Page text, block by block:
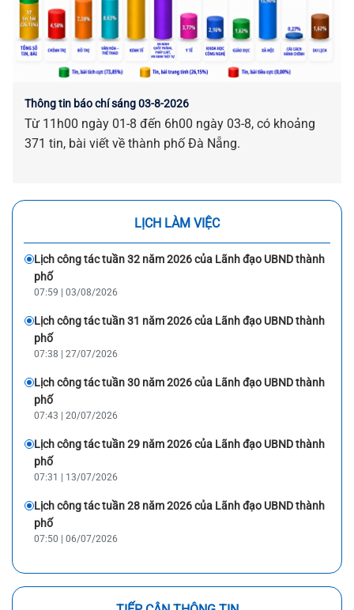
Thông tin báo chí sáng 03-8-2026
Từ 11h00 ngày 01-8 đến 6h00 ngày 03-8, có khoảng
371 tin, bài viết về thành phố Đà Nẵng.
LỊCH LÀM VIỆC
Lịch công tác tuần 32 năm 2026 của Lãnh đạo UBND thành
phố
07:59 | 03/08/2026
Lịch công tác tuần 31 năm 2026 của Lãnh đạo UBND thành
phố
07:38 | 27/07/2026
Lịch công tác tuần 30 năm 2026 của Lãnh đạo UBND thành
phố
07:43 | 20/07/2026
Lịch công tác tuần 29 năm 2026 của Lãnh đạo UBND thành
phố
07:31 | 13/07/2026
Lịch công tác tuần 28 năm 2026 của Lãnh đạo UBND thành
phố
07:50 | 06/07/2026